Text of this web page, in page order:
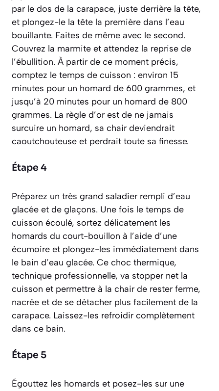
par le dos de la carapace, juste derrière la tête,
et plongez-le la tête la première dans l’eau
bouillante. Faites de même avec le second.
Couvrez la marmite et attendez la reprise de
l’ébullition. À partir de ce moment précis,
comptez le temps de cuisson : environ 15
minutes pour un homard de 600 grammes, et
jusqu’à 20 minutes pour un homard de 800
grammes. La règle d’or est de ne jamais
surcuire un homard, sa chair deviendrait
caoutchouteuse et perdrait toute sa finesse.
Étape 4
Préparez un très grand saladier rempli d’eau
glacée et de glaçons. Une fois le temps de
cuisson écoulé, sortez délicatement les
homards du court-bouillon à l’aide d’une
écumoire et plongez-les immédiatement dans
le bain d’eau glacée. Ce choc thermique,
technique professionnelle, va stopper net la
cuisson et permettre à la chair de rester ferme,
nacrée et de se détacher plus facilement de la
carapace. Laissez-les refroidir complètement
dans ce bain.
Étape 5
Égouttez les homards et posez-les sur une